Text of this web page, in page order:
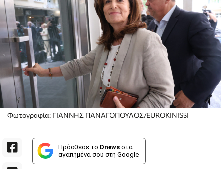
Φωτογραφία: ΓΙΑΝΝΗΣ ΠΑΝΑΓΟΠΟΥΛΟΣ/EUROKINISSI
Πρόσθεσε το Dnews στα
αγαπημένα σου στη Google